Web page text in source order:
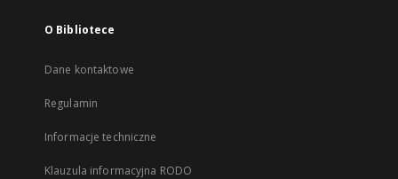
O Bibliotece
Dane kontaktowe
Regulamin
Informacje techniczne
Klauzula informacyjna RODO